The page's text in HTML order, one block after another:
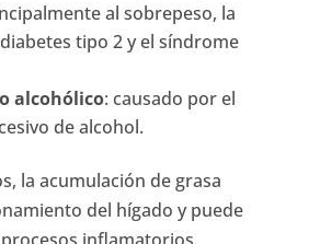
al sobrepeso, la
tipo 2 y el síndrome
alcohólico: causado por el
de alcohol.
la acumulación de grasa
del hígado y puede